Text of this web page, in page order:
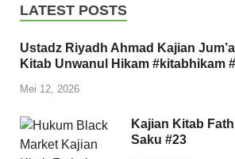
LATEST POSTS
Ustadz Riyadh Ahmad Kajian
Kitab Unwanul Hikam #kitabhikam
Mei 12, 2026
Kajian Kitab
Saku #23